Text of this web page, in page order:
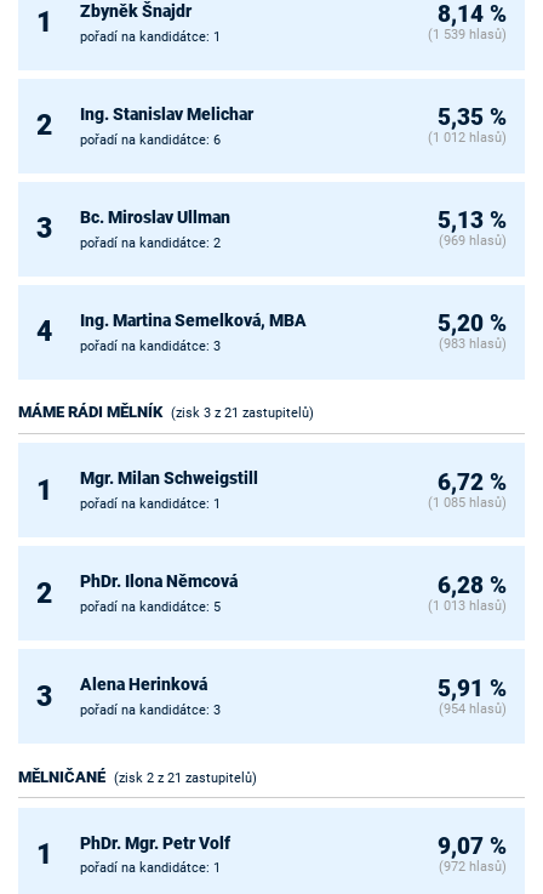
1 Zbyněk Šnajdr
pořadí na kandidátce: 1
8,14 %
(1 539 hlasů)
2 Ing. Stanislav Melichar
pořadí na kandidátce: 6
5,35 %
(1 012 hlasů)
3 Bc. Miroslav Ullman
pořadí na kandidátce: 2
5,13 %
(969 hlasů)
4 Ing. Martina Semelková, MBA
pořadí na kandidátce: 3
5,20 %
(983 hlasů)
MÁME RÁDI MĚLNÍK (zisk 3 z 21 zastupitelů)
1 Mgr. Milan Schweigstill
pořadí na kandidátce: 1
6,72 %
(1 085 hlasů)
2 PhDr. Ilona Němcová
pořadí na kandidátce: 5
6,28 %
(1 013 hlasů)
3 Alena Herinková
pořadí na kandidátce: 3
5,91 %
(954 hlasů)
MĚLNIČANÉ (zisk 2 z 21 zastupitelů)
1 PhDr. Mgr. Petr Volf
pořadí na kandidátce: 1
9,07 %
(972 hlasů)